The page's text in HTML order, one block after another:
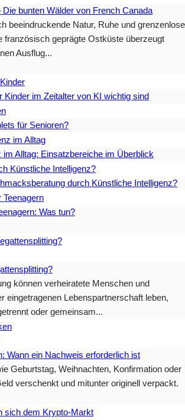
bunten Wälder von French Canada
beeindruckende Natur, Ruhe und grenzenlose
französisch geprägte Ostküste überzeugt
Ausflug...
Kinder im Zeitalter von KI wichtig sind
für Senioren?
im Alltag: Einsatzbereiche im Überblick
durch Künstliche Intelligenz?
Was tun?
können verheiratete Menschen und
eingetragenen Lebenspartnerschaft leben,
oder gemeinsam...
Wann ein Nachweis erforderlich ist
Geburtstag, Weihnachten, Konfirmation oder
verschenkt und mitunter originell verpackt.